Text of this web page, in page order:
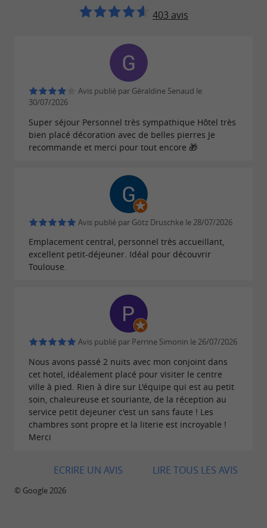
Offrez-vous uneparenthèse bien-être
: produits d’accueil Bleu par Nature
offerts en chambre dès l’arrivée, puis
duo ou individuelà quelques pas de l’hôtel.
Pour une escapade à deux, notreLove Boxcrée
un moment complice clé en main.
Offre promotionnelle
offre estivale exclusive
juillet au 6 septembre 2026, le petit déjeuner est
offert pour deux personnes pour tout séjour de
deux nuits minimum. Pour en bénéficier,
réservez par e-mail à l'adresse
HC139@accor.com avec le
SUMMERCAPITOULS26.
Une localisation de choix et services 4
Etoiles au cœur de la ville rose
Réception 24h/24 – Room service – Pressing –
Wi-Fi haut débit – Accès PMR au rez-de-
chaussée – Salle de Fitness - Climatisation.
Situation idéale
2 min à pied de la stationJean-Jaurès
desservant les lignes A et B
403 avis
Avis publié par Géraldine Senaud le
30/07/2026
Super séjour Personnel très sympathique Hôtel très
bien placé décoration avec de belles pierres Je
recommande et merci pour tout encore 🎁
Avis publié par Götz Druschke le 28/07/2026
Emplacement central, personnel très accueillant,
excellent petit-déjeuner. Idéal pour découvrir
Toulouse.
Avis publié par Perrine Simonin le 26/07/2026
Nous avons passé 2 nuits avec mon conjoint dans
cet hotel, idéalement placé pour visiter le centre
ville à pied. Rien à dire sur L'équipe qui est au petit
soin, chaleureuse et souriante, de la réception au
service petit dejeuner c'est un sans faute ! Les
chambres sont propre et la literie est incroyable !
Merci
LIRE TOUS LES AVIS
ECRIRE UN AVIS
© Google 2026